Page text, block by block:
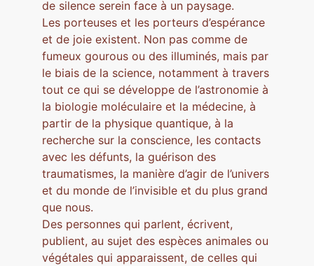
de silence serein face à un paysage.
Les porteuses et les porteurs d’espérance
et de joie existent. Non pas comme de
fumeux gourous ou des illuminés, mais par
le biais de la science, notamment à travers
tout ce qui se développe de l’astronomie à
la biologie moléculaire et la médecine, à
partir de la physique quantique, à la
recherche sur la conscience, les contacts
avec les défunts, la guérison des
traumatismes, la manière d’agir de l’univers
et du monde de l’invisible et du plus grand
que nous.
Des personnes qui parlent, écrivent,
publient, au sujet des espèces animales ou
végétales qui apparaissent, de celles qui